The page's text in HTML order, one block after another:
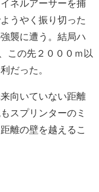
ネルアーサーを捕
うやく振り切った
襲に遭う。結局ハ
この先２０００ｍ以
だった。
向いていない距離
スプリンターのミ
離の壁を越えるこ